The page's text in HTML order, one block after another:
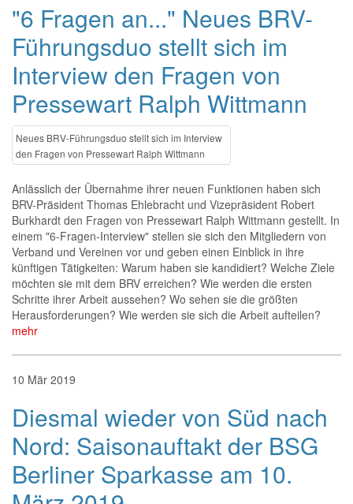
"6 Fragen an..." Neues BRV-
Führungsduo stellt sich im
Interview den Fragen von
Pressewart Ralph Wittmann
Neues BRV-Führungsduo stellt sich im Interview
den Fragen von Pressewart Ralph Wittmann
Anlässlich der Übernahme ihrer neuen Funktionen haben sich
BRV-Präsident Thomas Ehlebracht und Vizepräsident Robert
Burkhardt den Fragen von Pressewart Ralph Wittmann gestellt. In
einem "6-Fragen-Interview" stellen sie sich den Mitgliedern von
Verband und Vereinen vor und geben einen Einblick in ihre
künftigen Tätigkeiten: Warum haben sie kandidiert? Welche Ziele
möchten sie mit dem BRV erreichen? Wie werden die ersten
Schritte ihrer Arbeit aussehen? Wo sehen sie die größten
Herausforderungen? Wie werden sie sich die Arbeit aufteilen?
mehr
10 Mär 2019
Diesmal wieder von Süd nach
Nord: Saisonauftakt der BSG
Berliner Sparkasse am 10.